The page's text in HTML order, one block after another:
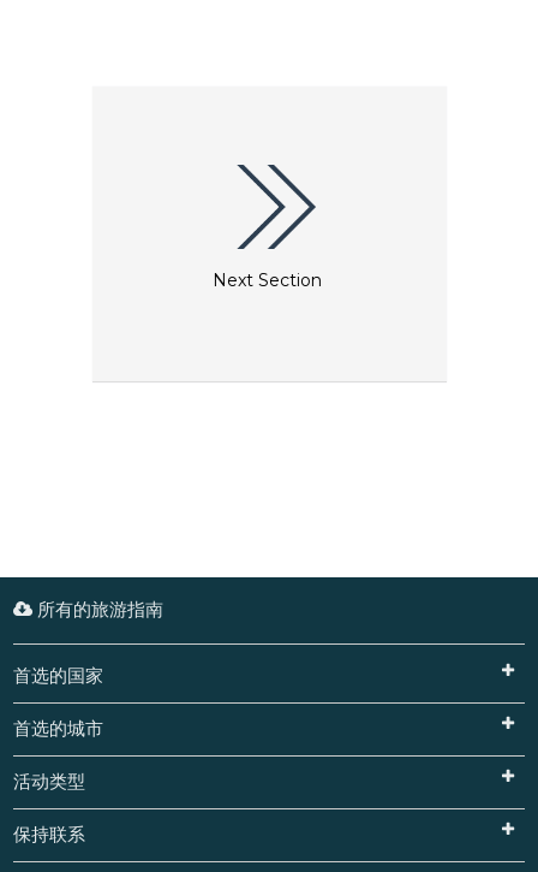
Next Section
所有的旅游指南
首选的国家
首选的城市
活动类型
保持联系